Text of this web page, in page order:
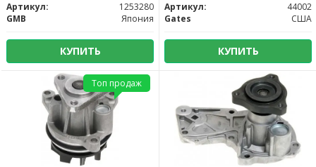
Артикул:
1253280
GMB
Япония
КУПИТЬ
Артикул:
44002
Gates
США
КУПИТЬ
Топ продаж